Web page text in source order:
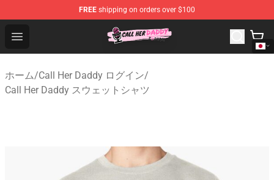
FREE shipping on orders over $100
Open menu
Call Her Daddy Store - Official Call Her Daddy
ホーム/Call Her Daddy ログイン/
Call Her Daddy スウェットシャツ